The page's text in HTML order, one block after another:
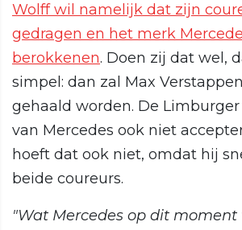
Wolff wil namelijk dat zijn
gedragen en het merk
berokkenen. Doen zij dat wel,
simpel: dan zal Max
gehaald worden. De
van Mercedes ook niet
hoeft dat ook niet, omdat hij
beide coureurs.
"Wat Mercedes op dit moment